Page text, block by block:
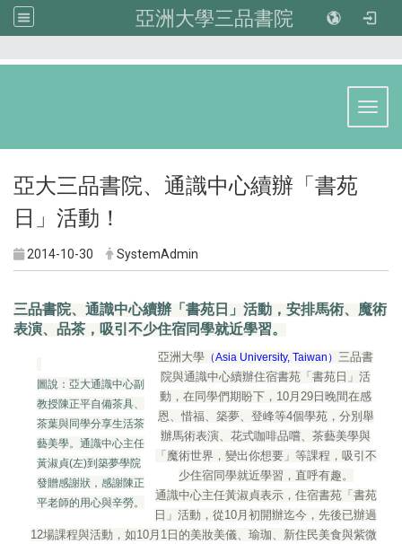
亞洲大學三品書院
亞大三品書院、通識中心續辦「書苑
日」活動！
2014-10-30 SystemAdmin
三品書院、通識中心續辦「書苑日」活動，安排馬術、魔術
表演、品茶，吸引不少住宿同學就近學習。
圖說：亞大通識中心副
教授陳正平自備茶具、
茶葉與同學分享生活茶
藝美學。通識中心主任
黃淑貞(左)到築夢學院
發贈感謝狀，感謝陳正
平老師的用心與辛勞。
亞洲大學 （Asia University, Taiwan） 三品書
院與通識中心續辦住宿書苑「書苑日」活
動，在同學們期盼下，10月29日晚間在感
恩、惜福、築夢、登峰等4個學苑，分別舉
辦馬術表演、花式咖啡品嚐、茶藝美學與
「魔術世界，變出你想要」等課程，吸引不
少住宿同學就近學習，直呼有趣。
通識中心主任黃淑貞表示，住宿書苑「書苑
日」活動，從10月初開辦迄今，先後已辦過
12場課程與活動，如10月1日的美妝美儀、瑜珈、新住民美食與紫微